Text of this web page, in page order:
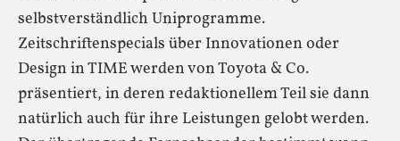
selbstverständlich Uniprogramme.
Zeitschriftenspecials über Innovationen oder
Design in TIME werden von Toyota & Co.
präsentiert, in deren redaktionellem Teil sie dann
natürlich auch für ihre Leistungen gelobt werden.